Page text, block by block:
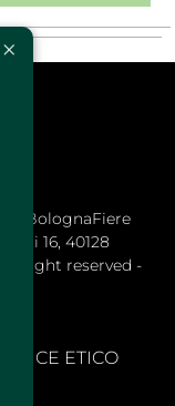
dedicata, Dog
Puppy class
acquistati
attivi
da BolognaFiere
16, 40128
All right reserved -
ETICO
×